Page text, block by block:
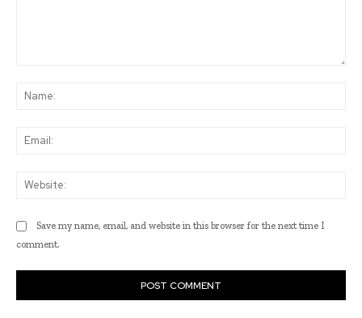
Save my name, email, and website in this browser for the next time I
comment.